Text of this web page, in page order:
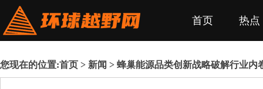
首页 热点
您现在的位置:首页 > 新闻 > 蜂巢能源品类创新战略破解行业内